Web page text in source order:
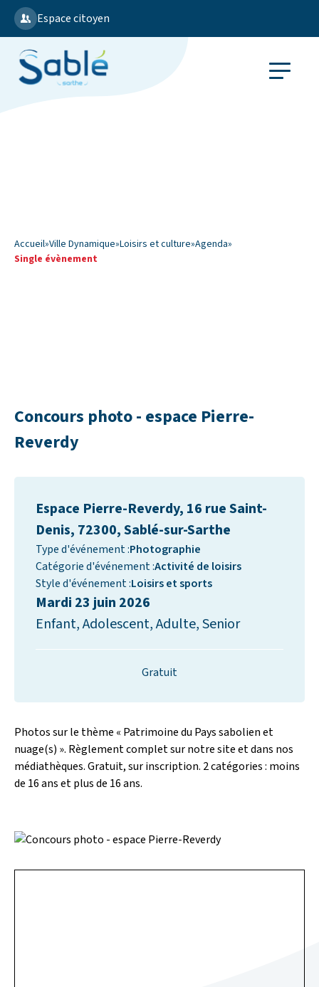
Espace citoyen
Accueil»Ville Dynamique»Loisirs et culture»Agenda»
Single évènement
Concours photo - espace Pierre-
Reverdy
Espace Pierre-Reverdy, 16 rue Saint-
Denis, 72300, Sablé-sur-Sarthe
Type d'événement :Photographie
Catégorie d'événement :Activité de loisirs
Style d'événement :Loisirs et sports
Mardi 23 juin 2026
Enfant, Adolescent, Adulte, Senior
Gratuit
Photos sur le thème « Patrimoine du Pays sabolien et
nuage(s) ». Règlement complet sur notre site et dans nos
médiathèques. Gratuit, sur inscription. 2 catégories : moins
de 16 ans et plus de 16 ans.